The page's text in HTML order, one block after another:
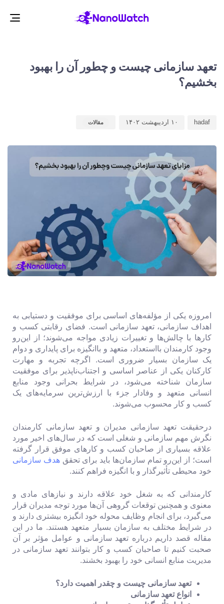
تعهد سازمانی چیست و چطور آن را بهبود
بخشیم؟
hadaf ۱۰ اردیبهشت ۱۴۰۲ مقالات
امروزه یکی از مؤلفه‌های اساسی برای موفقیت و دستیابی به
اهداف سازمانی، تعهد سازمانی است. فضای رقابتی کسب و
کارها با چالش‌ها و تغییرات زیادی مواجه می‌شوند؛ از این‌رو
وجود کارمندان بااستعداد، متعهد و باانگیزه برای پایداری و دوام
یک سازمان بسیار ضروری است. اگرچه تجربه و مهارت
کارکنان یکی از عناصر اساسی و اجتناب‌ناپذیر برای موفقیت
سازمان شناخته می‌شود، در شرایط بحرانی وجود منابع
انسانی متعهد و وفادار جزء با ارزش‌ترین سرمایه‌های یک
کسب و کار محسوب می‌شوند.
درحقیقت تعهد سازمانی مدیران و تعهد سازمانی کارمندان
نگرش مهم سازمانی و شغلی است که در سال‌های اخیر مورد
علاقه بسیاری از صاحبان کسب و کارهای موفق قرار گرفته
است؛ از این‌رو تمام سازمان‌ها باید برای تحققهدف سازمانی
خود محیطی تأثیرگذار و با انگیزه فراهم کنند.
کارمندانی که به شغل خود علاقه دارند و نیازهای مادی و
معنوی و همچنین توقعات گروهی آن‌ها مورد توجه مدیران قرار
می‌گیرد، برای انجام وظایف محوله خود انگیزه بیشتری دارند و
در شرایط مختلف به سازمان بسیار متعهد هستند. ما در این
مقاله قصد داریم درباره تعهد سازمانی و عوامل مؤثر بر آن
صحبت کنیم تا صاحبان کسب و کار بتوانند تعهد سازمانی در
مدیریت منابع انسانی خود را بهبود بخشند.
تعهد سازمانی چیست و چقدر اهمیت دارد؟
انواع تعهد سازمانی